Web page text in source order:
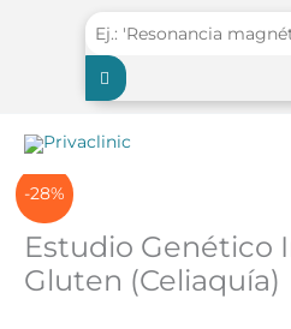
-28%
Estudio Genético
Gluten (Celiaquía)